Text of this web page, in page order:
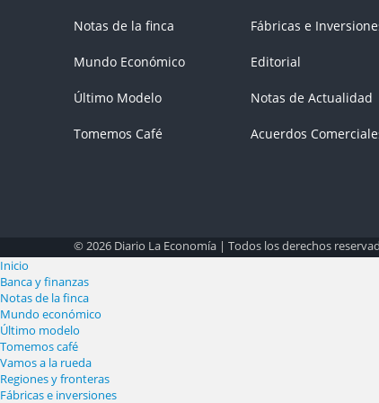
Notas de la finca
Mundo Económico
Último Modelo
Tomemos Café
Fábricas e
Editorial
Notas de Actualidad
Acuerdos
© 2026 Diario La Economía | Todos los derechos
Inicio
Banca y finanzas
Notas de la finca
Mundo económico
Último modelo
Tomemos café
Vamos a la rueda
Regiones y fronteras
Fábricas e inversiones